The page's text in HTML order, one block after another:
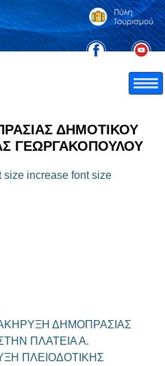
ΔΗΜΟΤΙΚΟΥ
ΓΕΩΡΓΑΚΟΠΟΥΛΟΥ
size increase font size
ΔΗΜΟΠΡΑΣΙΑΣ
ΠΛΑΤΕΙΑ Α.
ΠΛΕΙΟΔΟΤΙΚΗΣ